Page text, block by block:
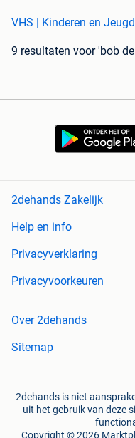
VHS | Kinderen en Jeugd
9 resultaten voor 'bob
2dehands Zakelijk
Help en info
Privacyverklaring
Privacyvoorkeuren
Over 2dehands
Sitemap
2dehands is niet
uit het gebruik van deze
Copyright © 2026